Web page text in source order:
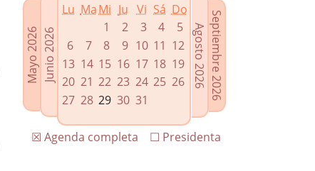
Mayo 2026Junio 2026
Lu MaMi Ju Vi Sá Do
1
2 3 4
5
6
7 8 9 10 11 12
13 14 15 16 17 18 19
20 21 22 23 24 25 26
27 28 29 30 31 Septiembre 2026
Agosto 2026
☐ Presidenta
☒ Agenda completa